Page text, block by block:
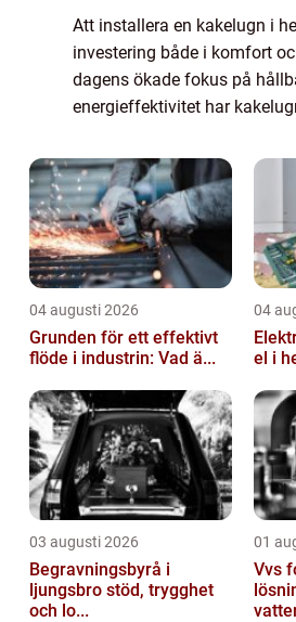
Att installera en kakelugn i
investering både i komfort
dagens ökade fokus på
energieffektivitet har
04 augusti 2026
Grunden för ett effektivt
flöde i industrin: Vad ä...
04
el i
03 augusti 2026
Begravningsbyrå i
ljungsbro stöd, trygghet
och lo...
01
Vvs